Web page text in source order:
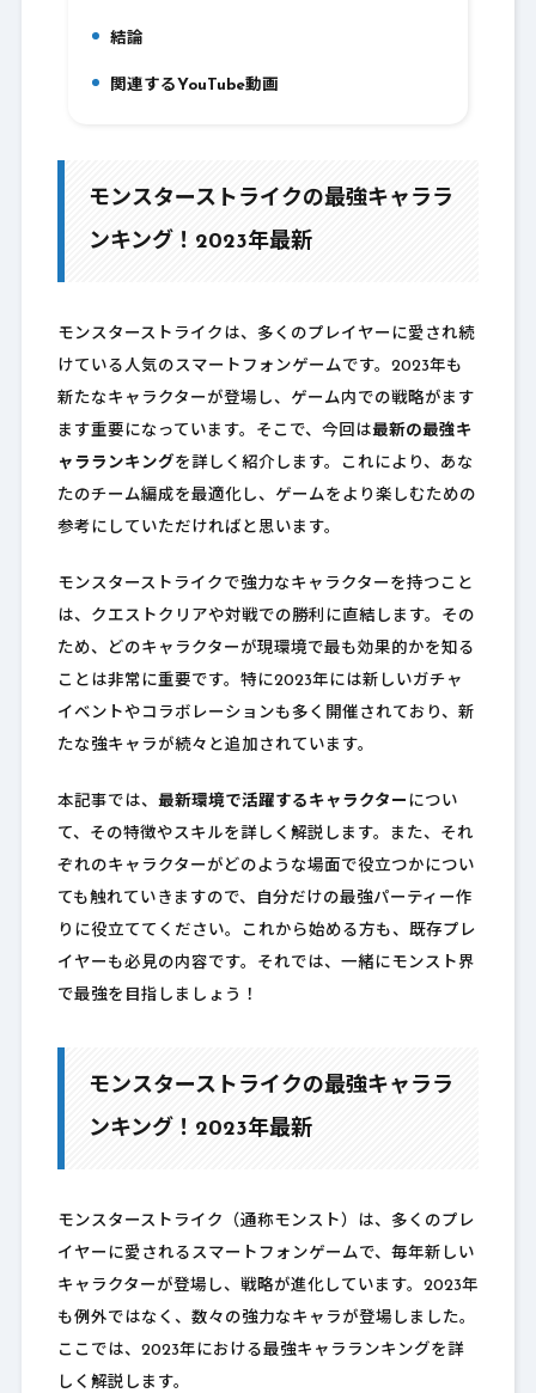
8.結論
9.関連するYouTube動画
モンスターストライクの最強キャララ
ンキング！2023年最新
モンスターストライクは、多くのプレイヤーに愛され続
けている人気のスマートフォンゲームです。2023年も
新たなキャラクターが登場し、ゲーム内での戦略がます
ます重要になっています。そこで、今回は最新の最強キ
ャラランキング を詳しく紹介します。これにより、あな
たのチーム編成を最適化し、ゲームをより楽しむための
参考にしていただければと思います。
モンスターストライクで強力なキャラクターを持つこと
は、クエストクリアや対戦での勝利に直結します。その
ため、どのキャラクターが現環境で最も効果的かを知る
ことは非常に重要です。特に2023年には新しいガチャ
イベントやコラボレーションも多く開催されており、新
たな強キャラが続々と追加されています。
本記事では、 最新環境で活躍するキャラクター につい
て、その特徴やスキルを詳しく解説します。また、それ
ぞれのキャラクターがどのような場面で役立つかについ
ても触れていきますので、自分だけの最強パーティー作
りに役立ててください。これから始める方も、既存プレ
イヤーも必見の内容です。それでは、一緒にモンスト界
で最強を目指しましょう！
モンスターストライクの最強キャララ
ンキング！2023年最新
モンスターストライク（通称モンスト）は、多くのプレ
イヤーに愛されるスマートフォンゲームで、毎年新しい
キャラクターが登場し、戦略が進化しています。2023年
も例外ではなく、数々の強力なキャラが登場しました。
ここでは、2023年における最強キャラランキングを詳
しく解説します。